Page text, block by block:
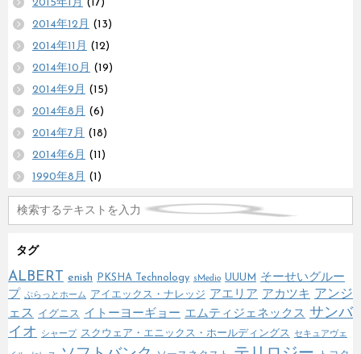
2015年1月 (17)
2014年12月 (13)
2014年11月 (12)
2014年10月 (19)
2014年9月 (15)
2014年8月 (6)
2014年7月 (18)
2014年6月 (11)
1990年8月 (1)
タグ
ALBERT enish PKSHA Technology sMedio UUUM
そーせいグルー
プ
ぷらっとホーム アイエックス・ナレッジ アエリア アカツキ アンジ
ェス
イグニス イトーヨーギョー エムティジェネックス サンバ
イオ
シャープ スクウェア・エニックス・ホールディングス セキュアヴェ